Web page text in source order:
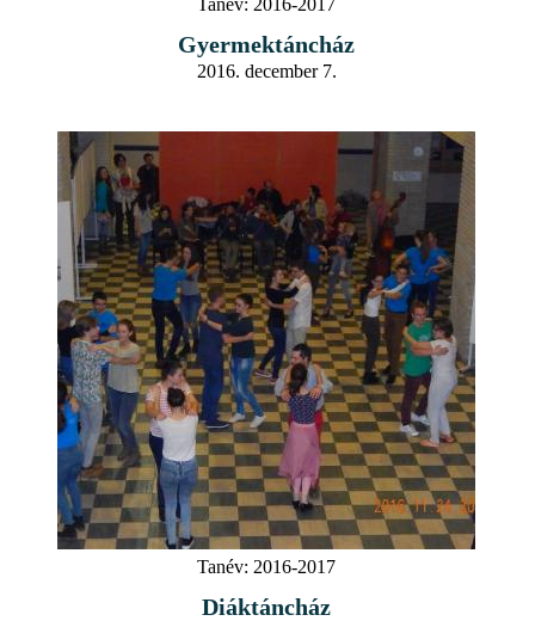
Gyermektáncház
2016. december 7.
Tanév: 2016-2017
Diáktáncház